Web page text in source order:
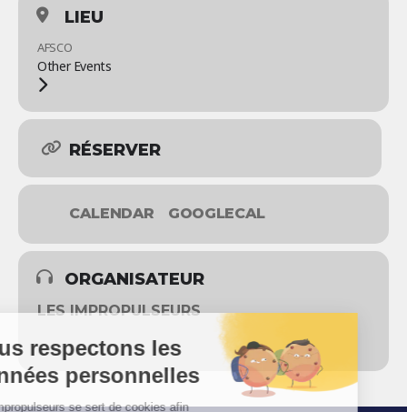
LIEU
AFSCO
Other Events
RÉSERVER
CALENDAR GOOGLECAL
ORGANISATEUR
LES IMPROPULSEURS